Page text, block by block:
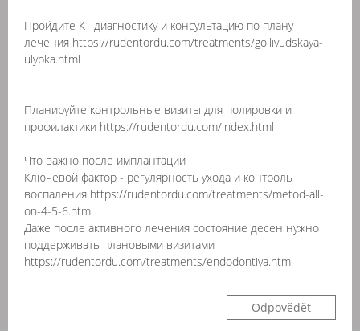
Пройдите КТ-диагностику и консультацию по плану
лечения https://rudentordu.com/treatments/gollivudskaya-
ulybka.html
Планируйте контрольные визиты для полировки и
профилактики https://rudentordu.com/index.html
Что важно после имплантации
Ключевой фактор - регулярность ухода и контроль
воспаления https://rudentordu.com/treatments/metod-all-
on-4-5-6.html
Даже после активного лечения состояние десен нужно
поддерживать плановыми визитами
https://rudentordu.com/treatments/endodontiya.html
Odpovědět